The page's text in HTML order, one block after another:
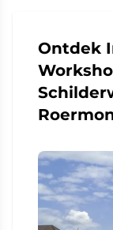
Ontdek